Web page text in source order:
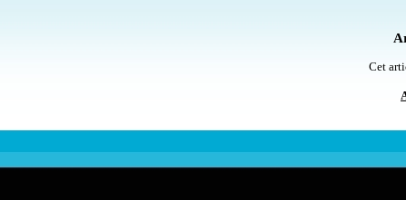
Cet